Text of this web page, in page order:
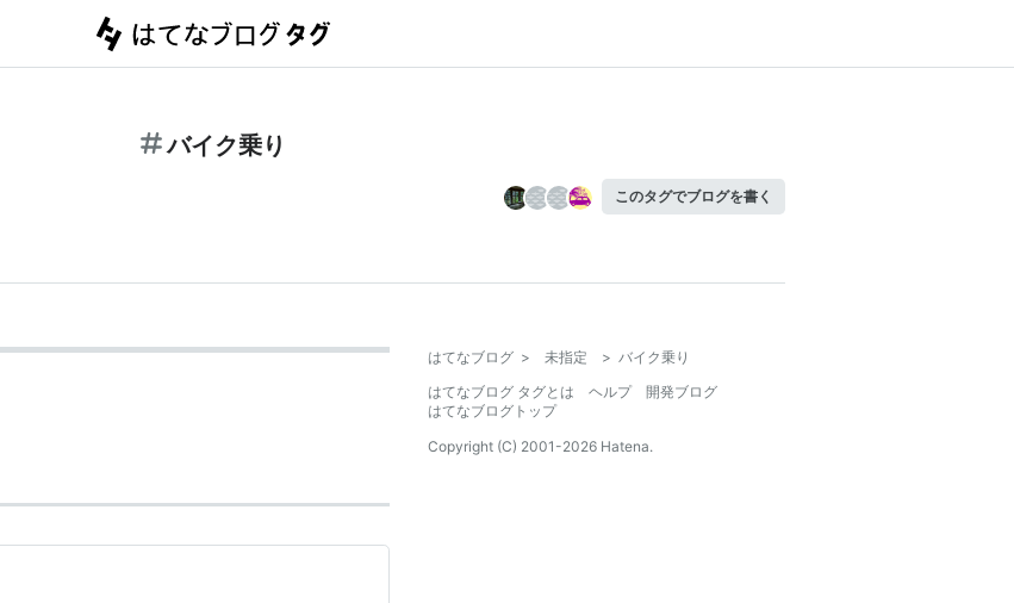
バイク乗り
このタグでブログを書く
はてなブログ > 未指定 > バイク乗り
はてなブログ タグとは
ヘルプ
開発ブログ
はてなブログトップ
Copyright (C) 2001-2026 Hatena.